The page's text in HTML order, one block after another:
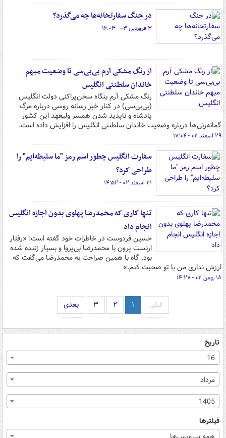
در جنگ سفارتخانه‌ها چه می‌گذرد؟
۳ فروردین ۰۳ - ۱۶:۰۳
از رنگ مشکی آرم بی‌بی‌سی تا وضعیت مبهم
خاندان سلطنتی انگلیس
رنگ مشکی آرم بنگاه سخن‌پراکنی دولت انگلیس
(بی‌بی‌سی) در کنار خبر رسانه روسی درباره مرگ
پادشاه و ناپدید شدن همسر ولیعهد این کشور
گمانه‌زنی‌ها درباره وضعیت خاندان سلطنتی انگلیس را افزایش داده است.
۲۹ اسفند ۰۲ - ۱۷:۰۴
سفارت انگلیس چطور اسم رمز "ما سلیطه‌ایم" را
طراحی کرد؟
۲۱ اسفند ۰۲ - ۱۴:۵۲
تنها کاری که محمدرضا پهلوی بدون اجازه انگلیس
انجام داد
حسین فردوست در خاطرات خود گفته است: «رفتار
ارنست پرون با محمدرضا بی‌پروا و بسیار زننده شده
بود. گاه با همین صراحت به محمدرضا می‌گفت که
ارزش نداری من با تو صحبت کنم.»
۱۸ بهمن ۰۲ - ۱۴:۲۷
قبلی ۱ ۲ ۳ بعدی
تاریخ
16
مرداد
1405
فیلترها